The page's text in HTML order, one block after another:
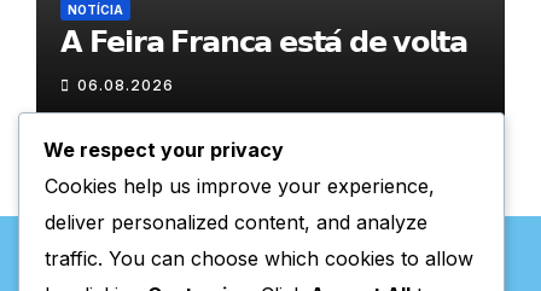
NOTÍCIA
𝗔 𝗙𝗲𝗶𝗿𝗮 𝗙𝗿𝗮𝗻𝗰𝗮 𝗲𝘀𝘁𝗮́ 𝗱𝗲 𝘃𝗼𝗹𝘁𝗮
06.08.2026
We respect your privacy
Cookies help us improve your experience,
deliver personalized content, and analyze
traffic. You can choose which cookies to allow